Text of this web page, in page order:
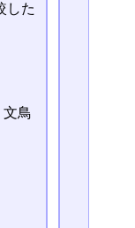
した
文鳥